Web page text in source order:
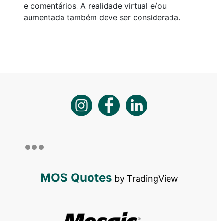
e comentários. A realidade virtual e/ou
aumentada também deve ser considerada.
MOS Quotesby TradingView